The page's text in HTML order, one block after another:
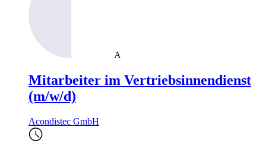
A
Mitarbeiter im Vertriebsinnendienst
(m/w/d)
Acondistec GmbH